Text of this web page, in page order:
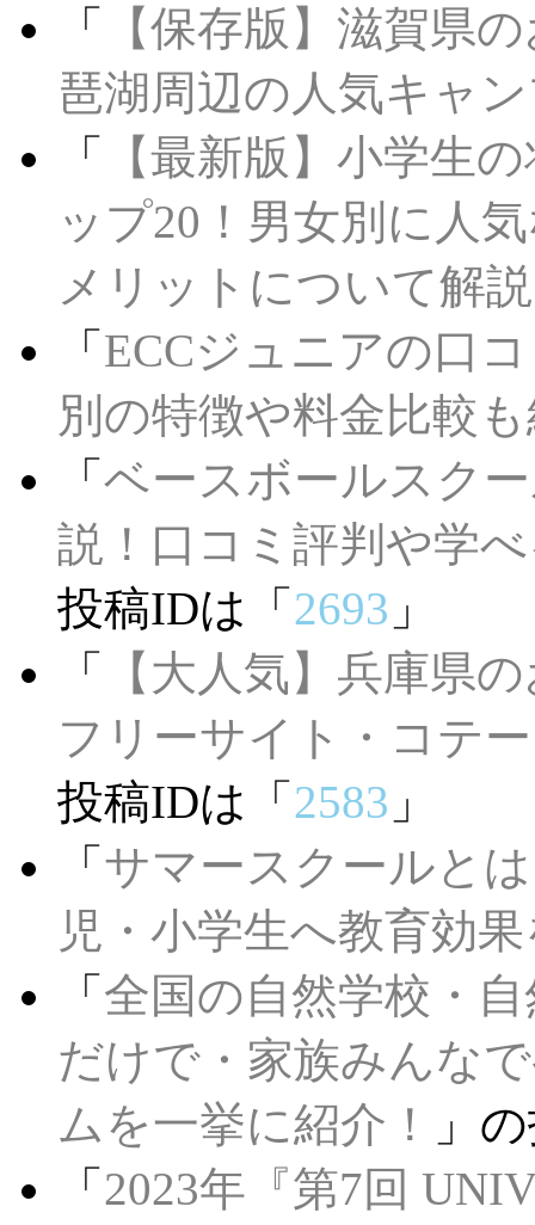
「
【保存版】滋賀県
琶湖周辺の人気キャ
「
【最新版】小学生
ップ20！男女別に人
メリットについて解
「 ECCジュニアの口
別の特徴や料金比較
「 ベースボールスク
説！口コミ評判や学
投稿IDは「 2693 」
「
【大人気】兵庫県
フリーサイト・コテ
投稿IDは「 2583 」
「 サマースクールと
児・小学生へ教育効
「 全国の自然学校・
だけで・家族みんな
ムを一挙に紹介！
」
「 2023年『第7回